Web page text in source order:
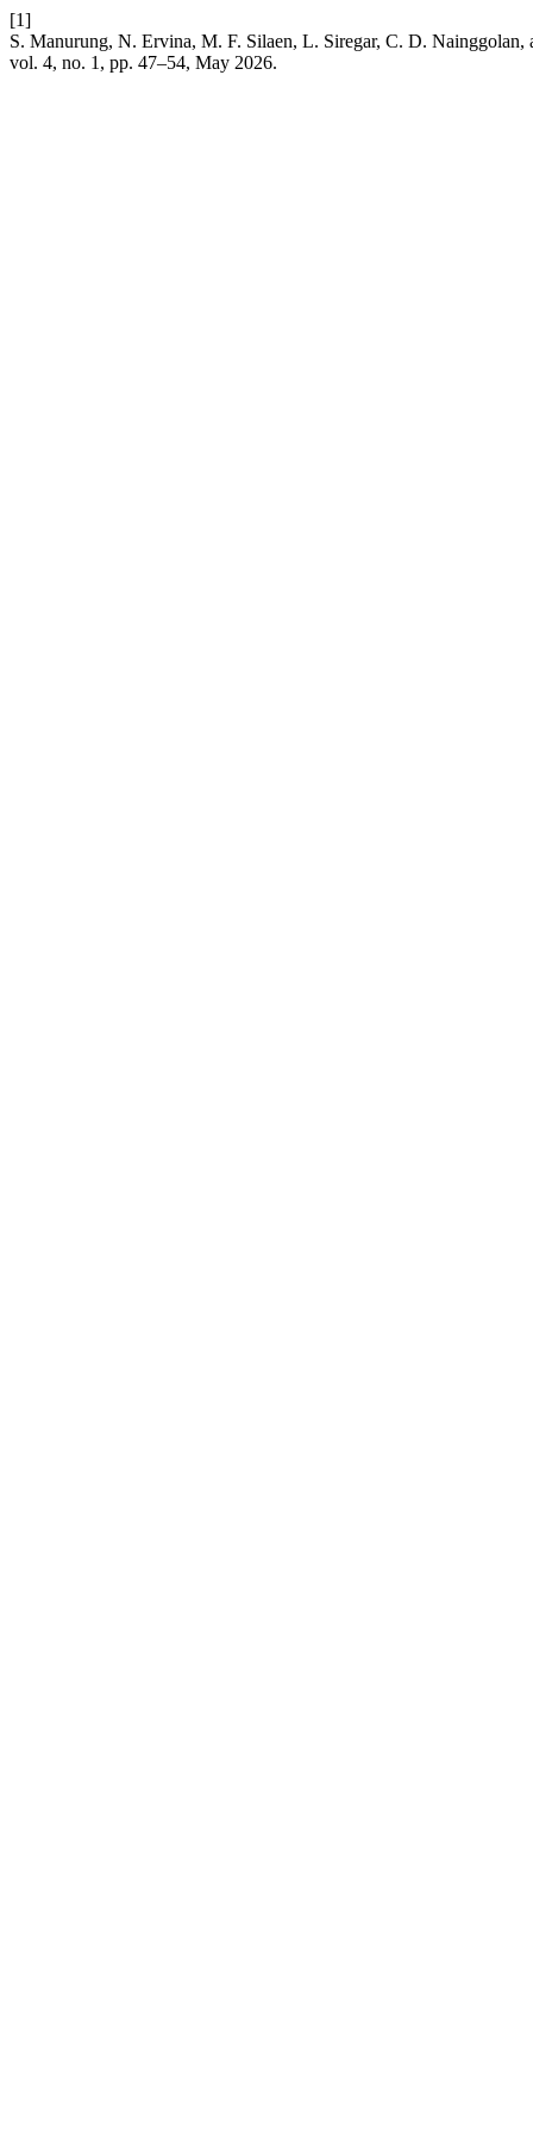
[1]
S. Manurung, N. Ervina, M. F. Silaen, L. Siregar, C. D.
vol. 4, no. 1, pp. 47–54, May 2026.